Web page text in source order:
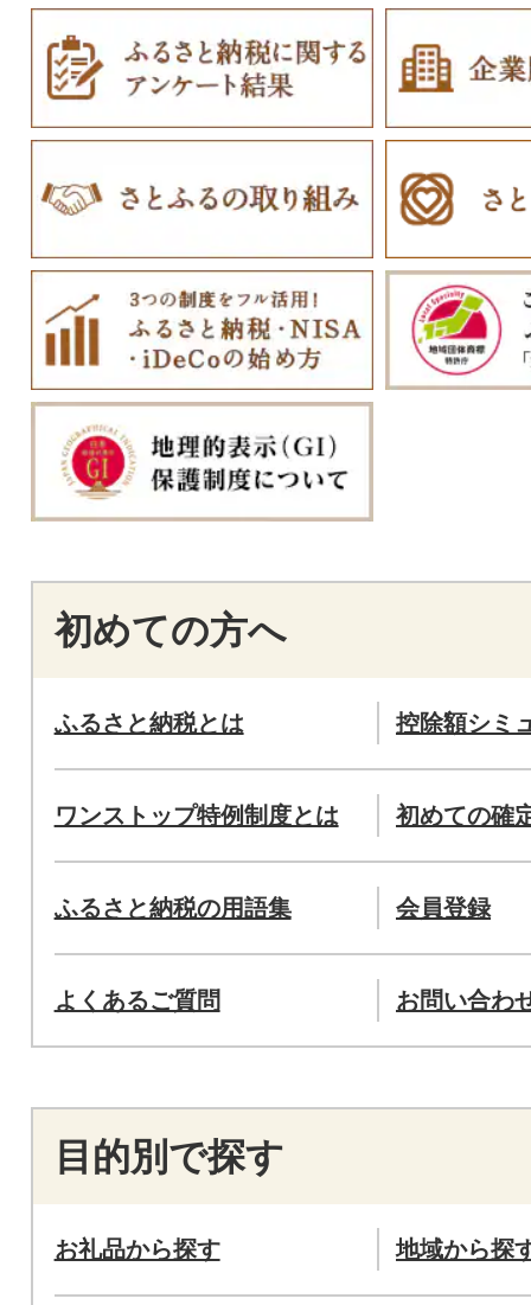
初めての方へ
ふるさと納税とは 控除額シミ
ワンストップ特例制度とは 初めての確
ふるさと納税の用語集 会員登録
よくあるご質問 お問い合わ
目的別で探す
お礼品から探す 地域から探